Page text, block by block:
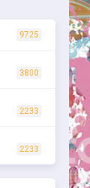
9725
3800
2233
2233